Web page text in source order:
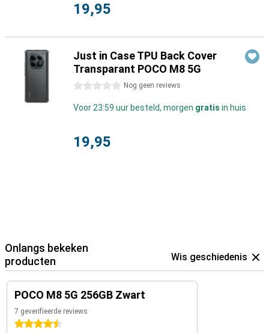
19,95
Just in Case TPU Back Cover
Transparant POCO M8 5G
0 sterren Nog geen reviews
Voor 23:59 uur besteld, morgen gratis in huis
19,95
Onlangs bekeken
producten
Wis geschiedenis
POCO M8 5G 256GB Zwart
7 geverifieerde reviews
4.5 sterren